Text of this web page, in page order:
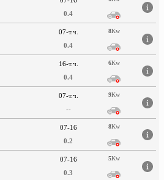
0.4
07-т.ч.
0.4
8Kw
16-т.ч.
0.4
6Kw
07-т.ч.
--
9Kw
07-16
0.2
8Kw
07-16
0.3
5Kw